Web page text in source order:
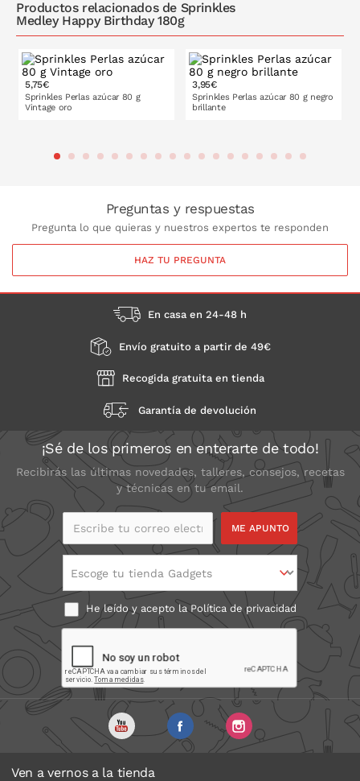
Productos relacionados de Sprinkles
Medley Happy Birthday 180g
5,75€
Sprinkles Perlas azúcar 80 g
Vintage oro
3,95€
Sprinkles Perlas azúcar 80 g negro
brillante
Preguntas y respuestas
Pregunta lo que quieras y nuestros expertos te responden
HAZ TU PREGUNTA
En casa en 24-48 h
Envío gratuito a partir de 49€
Recogida gratuita en tienda
Garantía de devolución
¡Sé de los primeros en enterarte de todo!
Recibirás las últimas novedades, talleres, consejos, recetas
y técnicas en tu email.
Escribe tu correo
Escoge tu tienda Gadgets
He leído y acepto laPolítica de privacidad
Ven a vernos a la tienda